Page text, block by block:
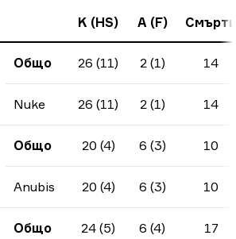
K (HS) A (F) Смърти
Общо 26 (11) 2 (1) 14
Nuke 26 (11) 2 (1) 14
Общо 20 (4) 6 (3) 10
Anubis 20 (4) 6 (3) 10
Общо 24 (5) 6 (4) 17